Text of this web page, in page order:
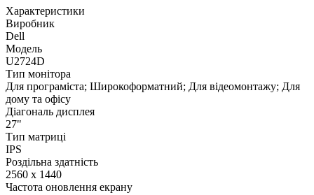
Характеристики
Виробник
Dell
Модель
U2724D
Тип монітора
Для програміста; Широкоформатний; Для відеомонтажу; Для
дому та офісу
Діагональ дисплея
27"
Тип матриці
IPS
Роздільна здатність
2560 x 1440
Частота оновлення екрану